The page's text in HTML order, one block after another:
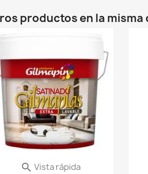
productos en la
 Vista rápida